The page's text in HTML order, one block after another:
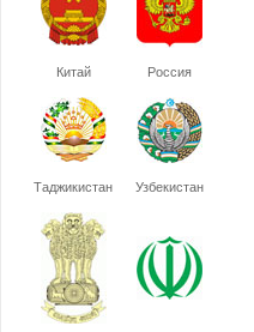
Китай Россия
Таджикистан Узбекистан